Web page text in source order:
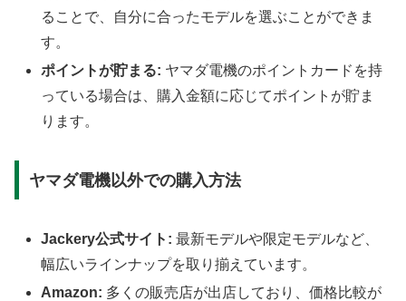
ることで、自分に合ったモデルを選ぶことができま
す。
ポイントが貯まる: ヤマダ電機のポイントカードを持
っている場合は、購入金額に応じてポイントが貯ま
ります。
ヤマダ電機以外での購入方法
Jackery公式サイト: 最新モデルや限定モデルなど、
幅広いラインナップを取り揃えています。
Amazon: 多くの販売店が出店しており、価格比較が